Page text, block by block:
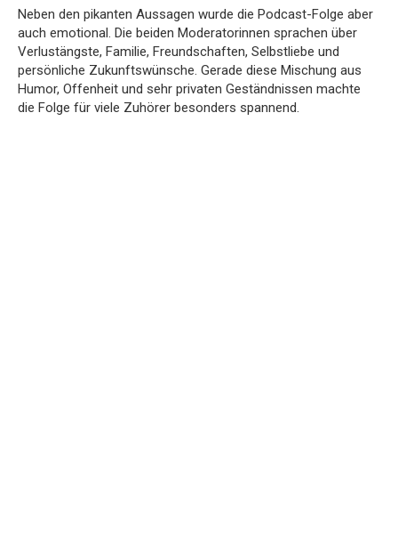
Neben den pikanten Aussagen wurde die Podcast-Folge aber
auch emotional. Die beiden Moderatorinnen sprachen über
Verlustängste, Familie, Freundschaften, Selbstliebe und
persönliche Zukunftswünsche. Gerade diese Mischung aus
Humor, Offenheit und sehr privaten Geständnissen machte
die Folge für viele Zuhörer besonders spannend.